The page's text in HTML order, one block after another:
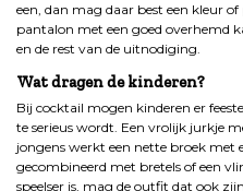
een, dan mag daar best een kleur
pantalon met een goed overhemd
en de rest van de uitnodiging.
Wat dragen de kinderen?
Bij cocktail mogen kinderen er
te serieus wordt. Een vrolijk jurkje
jongens werkt een nette broek met
gecombineerd met bretels of een
speelser is, mag de outfit dat ook